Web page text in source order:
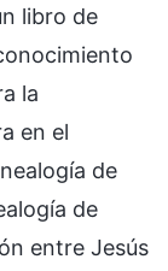
libro de
la
en el
de
de
entre Jesús